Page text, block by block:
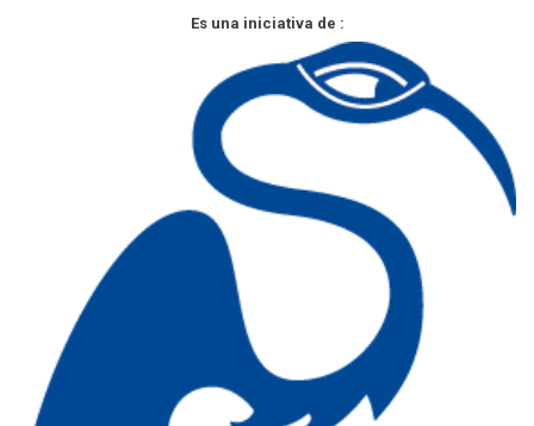
Es una iniciativa de :